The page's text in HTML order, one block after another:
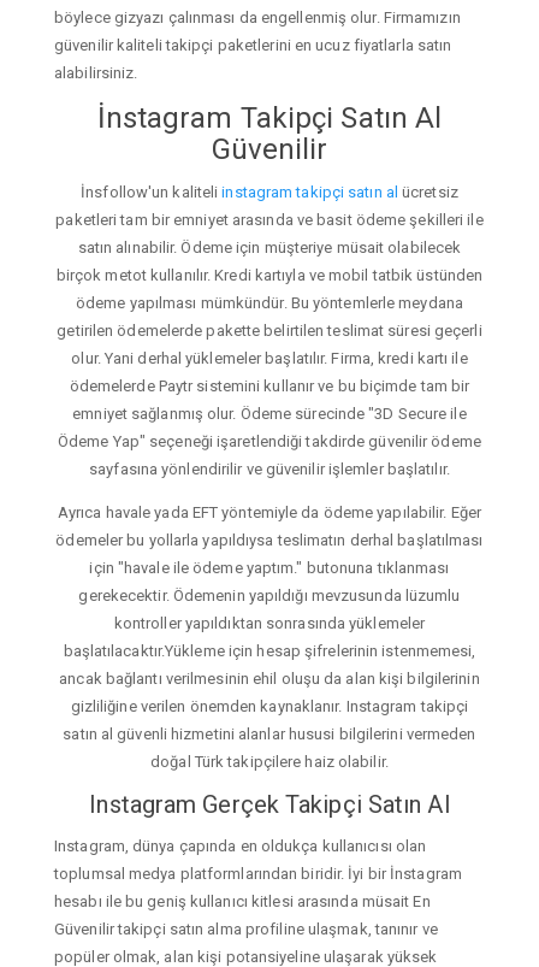
böylece gizyazı çalınması da engellenmiş olur. Firmamızın
güvenilir kaliteli takipçi paketlerini en ucuz fiyatlarla satın
alabilirsiniz.
İnstagram Takipçi Satın Al
Güvenilir
İnsfollow'un kaliteliinstagram takipçi satın al ücretsiz
paketleri tam bir emniyet arasında ve basit ödeme şekilleri ile
satın alınabilir. Ödeme için müşteriye müsait olabilecek
birçok metot kullanılır. Kredi kartıyla ve mobil tatbik üstünden
ödeme yapılması mümkündür. Bu yöntemlerle meydana
getirilen ödemelerde pakette belirtilen teslimat süresi geçerli
olur. Yani derhal yüklemeler başlatılır. Firma, kredi kartı ile
ödemelerde Paytr sistemini kullanır ve bu biçimde tam bir
emniyet sağlanmış olur. Ödeme sürecinde "3D Secure ile
Ödeme Yap" seçeneği işaretlendiği takdirde güvenilir ödeme
sayfasına yönlendirilir ve güvenilir işlemler başlatılır.
Ayrıca havale yada EFT yöntemiyle da ödeme yapılabilir. Eğer
ödemeler bu yollarla yapıldıysa teslimatın derhal başlatılması
için "havale ile ödeme yaptım." butonuna tıklanması
gerekecektir. Ödemenin yapıldığı mevzusunda lüzumlu
kontroller yapıldıktan sonrasında yüklemeler
başlatılacaktır.Yükleme için hesap şifrelerinin istenmemesi,
ancak bağlantı verilmesinin ehil oluşu da alan kişi bilgilerinin
gizliliğine verilen önemden kaynaklanır. Instagram takipçi
satın al güvenli hizmetini alanlar hususi bilgilerini vermeden
doğal Türk takipçilere haiz olabilir.
Instagram Gerçek Takipçi Satın Al
Instagram, dünya çapında en oldukça kullanıcısı olan
toplumsal medya platformlarından biridir. İyi bir İnstagram
hesabı ile bu geniş kullanıcı kitlesi arasında müsait En
Güvenilir takipçi satın alma profiline ulaşmak, tanınır ve
popüler olmak, alan kişi potansiyeline ulaşarak yüksek